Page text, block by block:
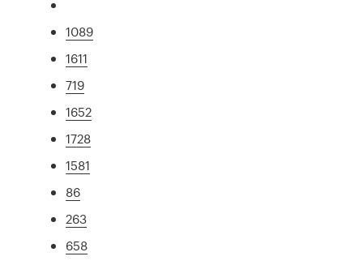
1089
1611
719
1652
1728
1581
86
263
658